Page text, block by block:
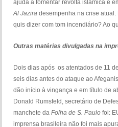
ajuda a fomentar revolta islâmica e
Al Jazira desempenha na crise
quis dizer com tom incendiário? Ao
Outras matérias divulgadas na
Dois dias após os atentados de 11
seis dias antes do ataque ao
dão início à vingança e em título de
Donald Rumsfeld, secretário de
manchete da Folha de S. Paulo foi:
imprensa brasileira não foi mais